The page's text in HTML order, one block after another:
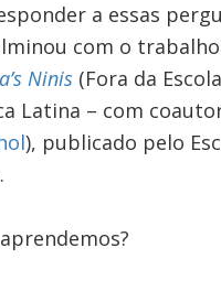
a essas
com o trabalho
Ninis(Fora da
Latina – com
), publicado pelo